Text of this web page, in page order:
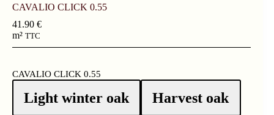
CAVALIO CLICK 0.55
41.90 €
m² TTC
CAVALIO CLICK 0.55
Light winter oak Harvest oak